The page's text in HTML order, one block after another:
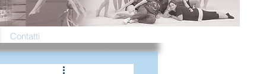
Contatti